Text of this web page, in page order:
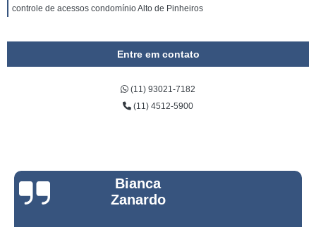
controle de acessos condomínio Alto de Pinheiros
Entre em contato
(11) 93021-7182
(11) 4512-5900
Bianca
Zanardo